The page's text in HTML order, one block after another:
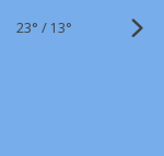
23° / 13°